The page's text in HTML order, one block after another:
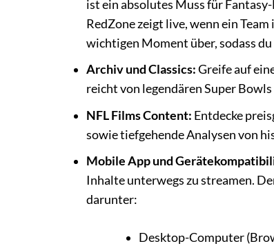
ist ein absolutes Muss für
RedZone zeigt live, wenn ein
wichtigen Moment über, sodass
Archiv und Classics:Greife auf
reicht von legendären Super
NFL Films Content: Entdecke
sowie tiefgehende Analysen von
Mobile App und
Inhalte unterwegs zu streamen.
darunter:
Desktop-Computer